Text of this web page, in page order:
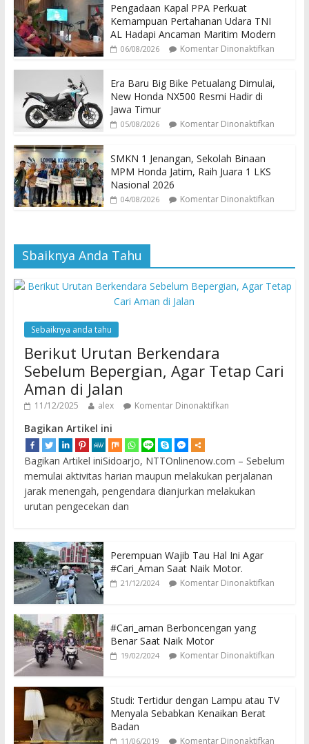
Pengadaan Kapal PPA Perkuat
Kemampuan Pertahanan Udara TNI
AL Hadapi Ancaman Maritim Modern
06/08/2026 Komentar Dinonaktifkan
Era Baru Big Bike Petualang Dimulai,
New Honda NX500 Resmi Hadir di
Jawa Timur
05/08/2026 Komentar Dinonaktifkan
SMKN 1 Jenangan, Sekolah Binaan
MPM Honda Jatim, Raih Juara 1 LKS
Nasional 2026
04/08/2026 Komentar Dinonaktifkan
Sbaiknya Anda Tahu
Sebaiknya anda tahu
Berikut Urutan Berkendara
Sebelum Bepergian, Agar Tetap Cari
Aman di Jalan
11/12/2025 alex Komentar Dinonaktifkan
Bagikan Artikel ini
Bagikan Artikel iniSidoarjo, NTTOnlinenow.com – Sebelum
memulai aktivitas harian maupun melakukan perjalanan
jarak menengah, pengendara dianjurkan melakukan
urutan pengecekan dan
Perempuan Wajib Tau Hal Ini Agar
#Cari_Aman Saat Naik Motor.
21/12/2024 Komentar Dinonaktifkan
#Cari_aman Berboncengan yang
Benar Saat Naik Motor
19/02/2024 Komentar Dinonaktifkan
Studi: Tertidur dengan Lampu atau TV
Menyala Sebabkan Kenaikan Berat
Badan
11/06/2019 Komentar Dinonaktifkan